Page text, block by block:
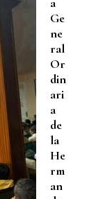
Ge
ne
ral
Or
din
ari
a
de
la
He
rm
an